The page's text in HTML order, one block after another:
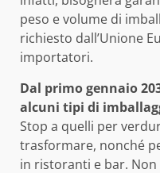
peso e volume di
richiesto dall’Unione
importatori.
Dal primo gennaio
alcuni tipi di
Stop a quelli per
trasformare, nonché
in ristoranti e bar.